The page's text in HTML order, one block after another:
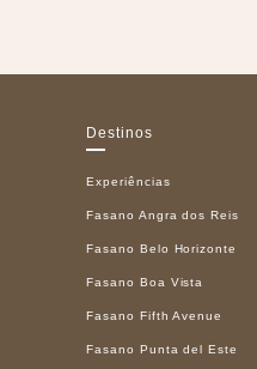
Destinos
Experiências
Fasano Angra dos Reis
Fasano Belo Horizonte
Fasano Boa Vista
Fasano Fifth Avenue
Fasano Punta del Este